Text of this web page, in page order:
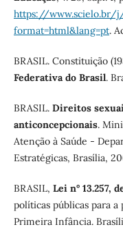
https://www.scielo.br/
format=html&lang=pt.
BRASIL. Constituição
Federativa do Brasil.
BRASIL. Direitos
anticoncepcionais.
Atenção à Saúde -
Estratégicas, Brasília,
BRASIL, Lei n° 13.257,
políticas públicas para
Primeira Infância.